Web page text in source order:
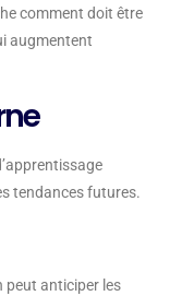
comment doit être
augmentent
tendances futures.
peut anticiper les